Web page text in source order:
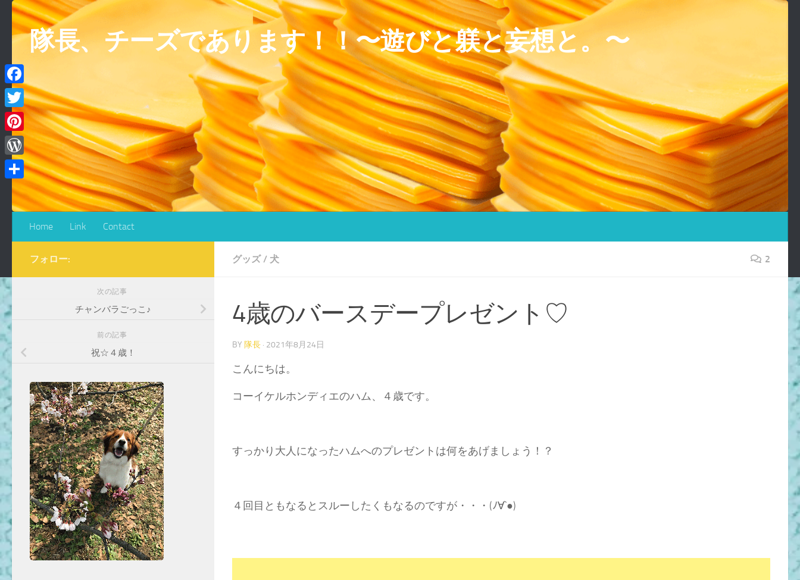
コンテンツへスキップ
隊長、チーズであります！！〜遊びと躾と妄想と。〜
Home Link Contact
グッズ / 犬 2
4歳のバースデープレゼント♡
BY 隊長 · 2021年8月24日
こんにちは。
コーイケルホンディエのハム、４歳です。
すっかり大人になったハムへのプレゼントは何をあげましょう！？
４回目ともなるとスルーしたくもなるのですが・・・(ﾉ∀`●)
フォロー:
次の記事
チャンバラごっこ♪
前の記事
祝☆４歳！
Facebook
Twitter
Pinterest
WordPress
共
有